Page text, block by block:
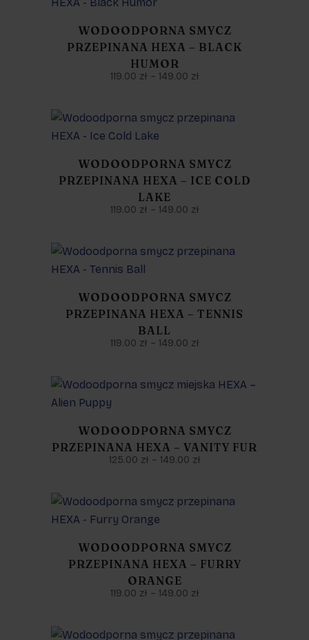
WODOODPORNA SMYCZ
PRZEPINANA HEXA – BLACK
HUMOR
119.00 zł – 149.00 zł
WODOODPORNA SMYCZ
PRZEPINANA HEXA – ICE COLD
LAKE
119.00 zł – 149.00 zł
WODOODPORNA SMYCZ
PRZEPINANA HEXA – TENNIS
BALL
119.00 zł – 149.00 zł
WODOODPORNA SMYCZ
PRZEPINANA HEXA – VANITY FUR
125.00 zł – 149.00 zł
WODOODPORNA SMYCZ
PRZEPINANA HEXA – FURRY
ORANGE
119.00 zł – 149.00 zł